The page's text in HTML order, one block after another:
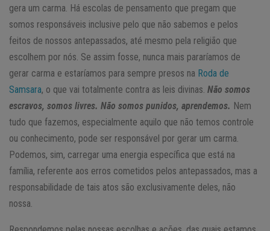
gera um carma. Há escolas de pensamento que pregam que
somos responsáveis inclusive pelo que não sabemos e pelos
feitos de nossos antepassados, até mesmo pela religião que
escolhem por nós. Se assim fosse, nunca mais pararíamos de
gerar carma e estaríamos para sempre presos na Roda de
Samsara, o que vai totalmente contra as leis divinas. Não somos
escravos, somos livres. Não somos punidos, aprendemos. Nem
tudo que fazemos, especialmente aquilo que não temos controle
ou conhecimento, pode ser responsável por gerar um carma.
Podemos, sim, carregar uma energia específica que está na
família, referente aos erros cometidos pelos antepassados, mas a
responsabilidade de tais atos são exclusivamente deles, não
nossa.